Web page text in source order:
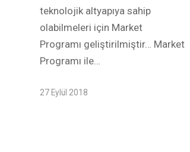
teknolojik altyapıya sahip
olabilmeleri için Market
Programı geliştirilmiştir… Market
Programı ile…
27 Eylül 2018